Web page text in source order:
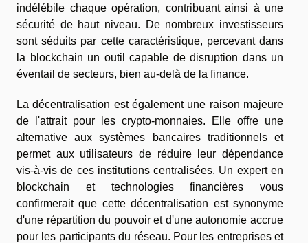
indélébile chaque opération, contribuant ainsi à une
sécurité de haut niveau. De nombreux investisseurs
sont séduits par cette caractéristique, percevant dans
la blockchain un outil capable de disruption dans un
éventail de secteurs, bien au-delà de la finance.
La décentralisation est également une raison majeure
de l'attrait pour les crypto-monnaies. Elle offre une
alternative aux systèmes bancaires traditionnels et
permet aux utilisateurs de réduire leur dépendance
vis-à-vis de ces institutions centralisées. Un expert en
blockchain et technologies financières vous
confirmerait que cette décentralisation est synonyme
d'une répartition du pouvoir et d'une autonomie accrue
pour les participants du réseau. Pour les entreprises et